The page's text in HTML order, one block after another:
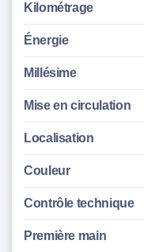
Kilométrage
Énergie
Millésime
Mise en circulation
Localisation
Couleur
Contrôle technique
Première main